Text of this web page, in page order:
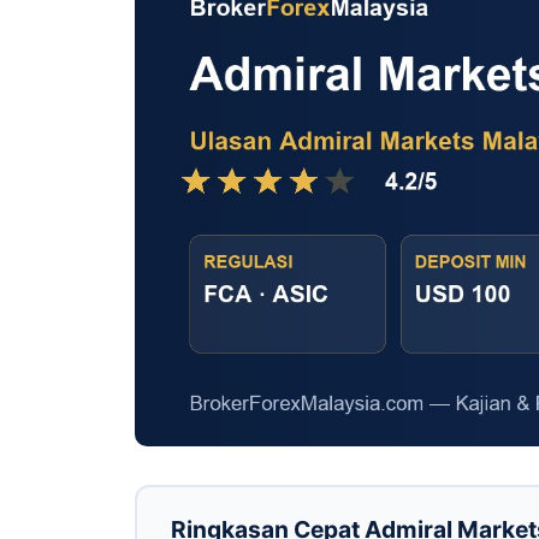
Ringkasan Cepat Admiral